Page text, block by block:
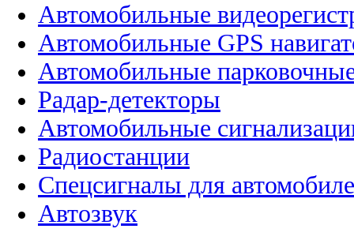
Автомобильные
Автомобильные GPS
Автомобильные
Радар-детекторы
Автомобильные
Радиостанции
Спецсигналы для
Автозвук